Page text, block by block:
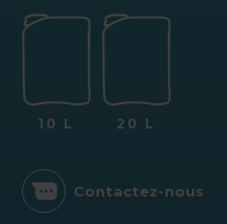
10 L 20 L
Contactez-nous